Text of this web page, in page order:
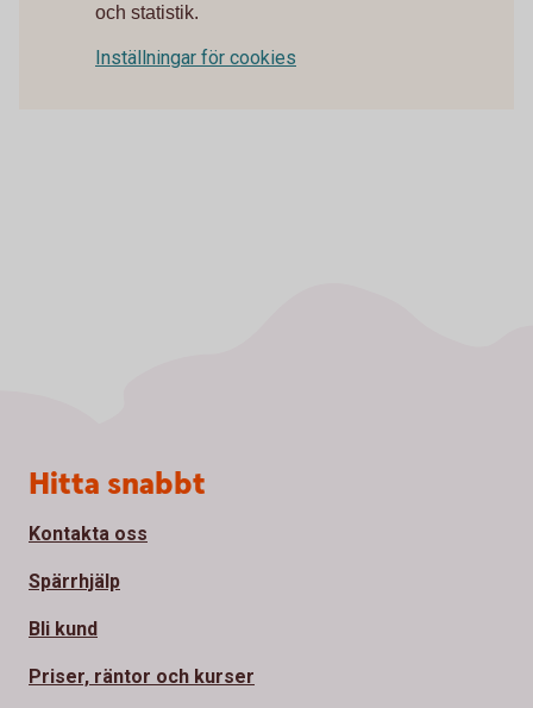
och statistik.
Inställningar för cookies
Sidfot
Hitta snabbt
Kontakta oss
Spärrhjälp
Bli kund
Priser, räntor och kurser